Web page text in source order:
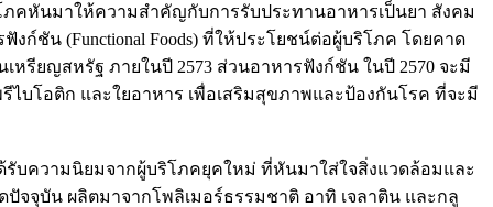
คหันมาให้ความสำคัญกับการรับประทานอาหารเป็นยา สังคม
ก์ชัน (Functional Foods) ที่ให้ประโยชน์ต่อผู้บริโภค โดยคาด
หรียญสหรัฐ ภายในปี 2573 ส่วนอาหารฟังก์ชัน ในปี 2570 จะมี
บโอติก และใยอาหาร เพื่อเสริมสุขภาพและป้องกันโรค ที่จะมี
รับความนิยมจากผู้บริโภคยุคใหม่ ที่หันมาใส่ใจสิ่งแวดล้อมและ
จุบัน ผลิตมาจากโพลิเมอร์ธรรมชาติ อาทิ เจลาติน และกลู